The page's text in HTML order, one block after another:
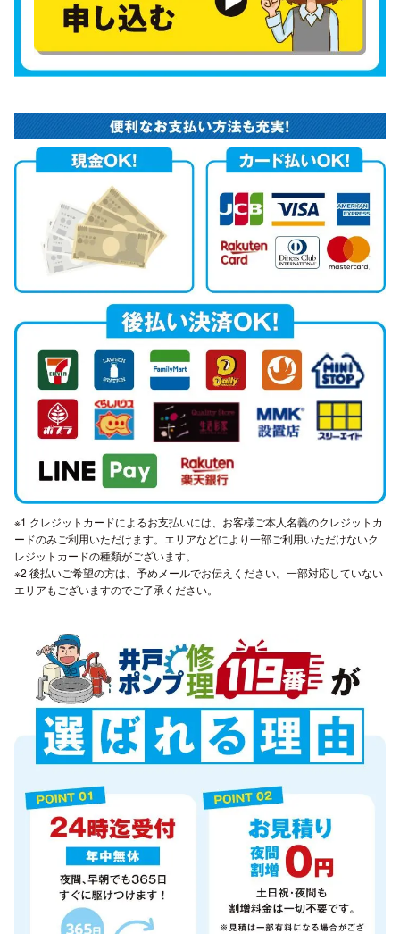
※1 クレジットカードによるお支払いには、お客様ご本人名義のクレジットカ
ードのみご利用いただけます。エリアなどにより一部ご利用いただけないク
レジットカードの種類がございます。
※2 後払いご希望の方は、予めメールでお伝えください。一部対応していない
エリアもございますのでご了承ください。